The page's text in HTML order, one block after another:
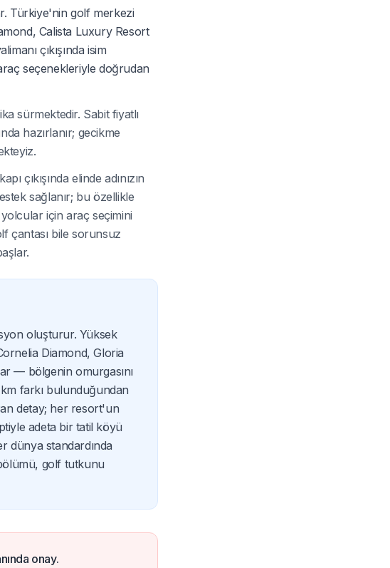
Türkiye'nin golf merkezi
Calista Luxury Resort
çıkışında isim
seçenekleriyle doğrudan
sürmektedir. Sabit fiyatlı
hazırlanır; gecikme
çıkışında elinde adınızın
sağlanır; bu özellikle
için araç seçimini
çantası bile sorunsuz
oluşturur. Yüksek
Diamond, Gloria
— bölgenin omurgasını
farkı bulunduğundan
detay; her resort'un
adeta bir tatil köyü
dünya standardında
golf tutkunu
onay.